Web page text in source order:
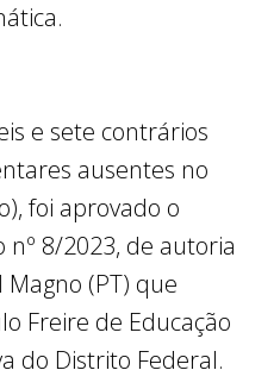
e sete contrários
ausentes no
foi aprovado o
nº 8/2023, de autoria
(PT) que
Freire de Educação
do Distrito Federal.